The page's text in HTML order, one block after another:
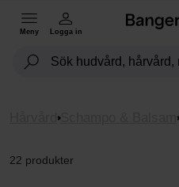
Meny Logga in
Schampo & Balsam
22 produkter